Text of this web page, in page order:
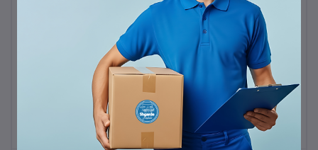
سماعات أذن بلوتوث لاسلكية
ساوندكور P41i بإلغاء
الضوضاء مع شاحن موبايل
ومحول لايتنينج بوقت تشغيل
حتى 12 ساعة (و192 ساعة
مع العلبة) بـ 6 ميكروفونات
مدعومة بالذكاء الاصطناعي
مقاومة للماء IPX5 من انكر
KWD24.99
أمبير مع 4 كابلات مدمجة
وشاشة عرض
KWD3.99